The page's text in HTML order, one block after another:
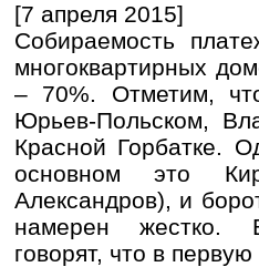
[7 апреля 2015]
Собираемость
многоквартирных
– 70%. Отметим,
Юрьев-Польском,
Красной Горбатке.
основном это
Александров), и
намерен жестко.
говорят, что в